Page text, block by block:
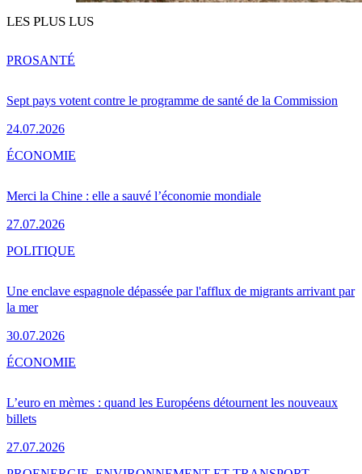
LES PLUS LUS
Sept pays votent contre le programme de santé de la Commission
24.07.2026
PROSANTÉ
Merci la Chine : elle a sauvé l’économie mondiale
27.07.2026
ÉCONOMIE
Une enclave espagnole dépassée par l'afflux de migrants arrivant par
la mer
30.07.2026
POLITIQUE
L’euro en mèmes : quand les Européens détournent les nouveaux
billets
27.07.2026
ÉCONOMIE